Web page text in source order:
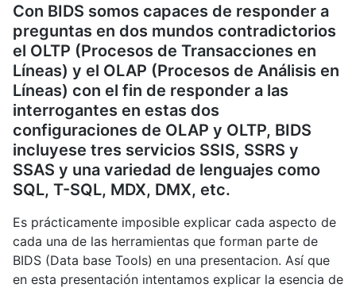
Con BIDS somos capaces de responder a
preguntas en dos mundos contradictorios
el OLTP (Procesos de Transacciones en
Líneas) y el OLAP (Procesos de Análisis en
Líneas) con el fin de responder a las
interrogantes en estas dos
configuraciones de OLAP y OLTP, BIDS
incluyese tres servicios SSIS, SSRS y
SSAS y una variedad de lenguajes como
SQL, T-SQL, MDX, DMX, etc.
Es prácticamente imposible explicar cada aspecto de
cada una de las herramientas que forman parte de
BIDS (Data base Tools) en una presentacion. Así que
en esta presentación intentamos explicar la esencia de